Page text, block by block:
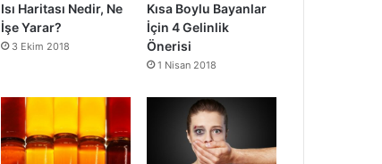
Isı Haritası Nedir, Ne
İşe Yarar?
3 Ekim 2018
Kısa Boylu Bayanlar
İçin 4 Gelinlik
Önerisi
1 Nisan 2018